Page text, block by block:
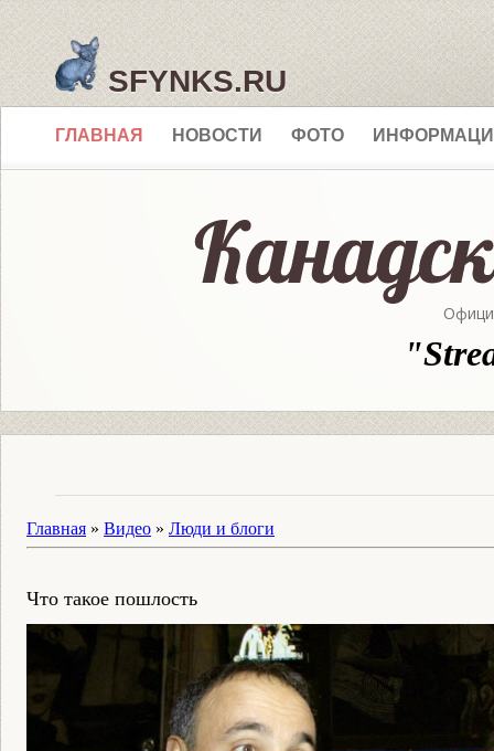
SFYNKS.RU
ГЛАВНАЯ НОВОСТИ ФОТО
Главная » Видео » Люди и блоги
Что такое пошлость